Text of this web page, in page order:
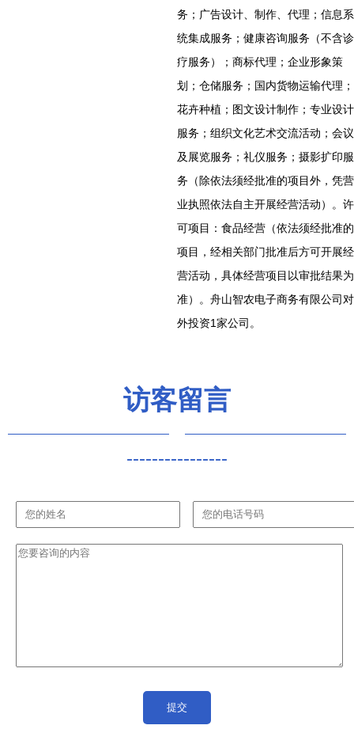
务；广告设计、制作、代理；信息系
统集成服务；健康咨询服务（不含诊
疗服务）；商标代理；企业形象策
划；仓储服务；国内货物运输代理；
花卉种植；图文设计制作；专业设计
服务；组织文化艺术交流活动；会议
及展览服务；礼仪服务；摄影扩印服
务（除依法须经批准的项目外，凭营
业执照依法自主开展经营活动）。许
可项目：食品经营（依法须经批准的
项目，经相关部门批准后方可开展经
营活动，具体经营项目以审批结果为
准）。舟山智农电子商务有限公司对
外投资1家公司。
访客留言
----------------